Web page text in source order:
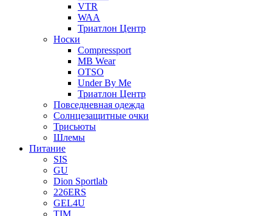
VTR
WAA
Триатлон Центр
Носки
Compressport
MB Wear
OTSO
Under By Me
Триатлон Центр
Повседневная одежда
Солнцезащитные очки
Трисьюты
Шлемы
Питание
SIS
GU
Dion Sportlab
226ERS
GEL4U
TIM